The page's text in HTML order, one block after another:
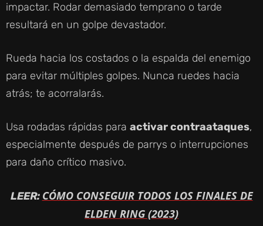
impactar. Rodar demasiado temprano o tarde
resultará en un golpe devastador.
Rueda hacia los costados o la espalda del enemigo
para evitar múltiples golpes. Nunca ruedes hacia
atrás; te acorralarás.
Usa rodadas rápidas para activar contraataques,
especialmente después de parrys o interrupciones
para daño crítico masivo.
LEER: CÓMO CONSEGUIR TODOS LOS FINALES DE
ELDEN RING (2023)